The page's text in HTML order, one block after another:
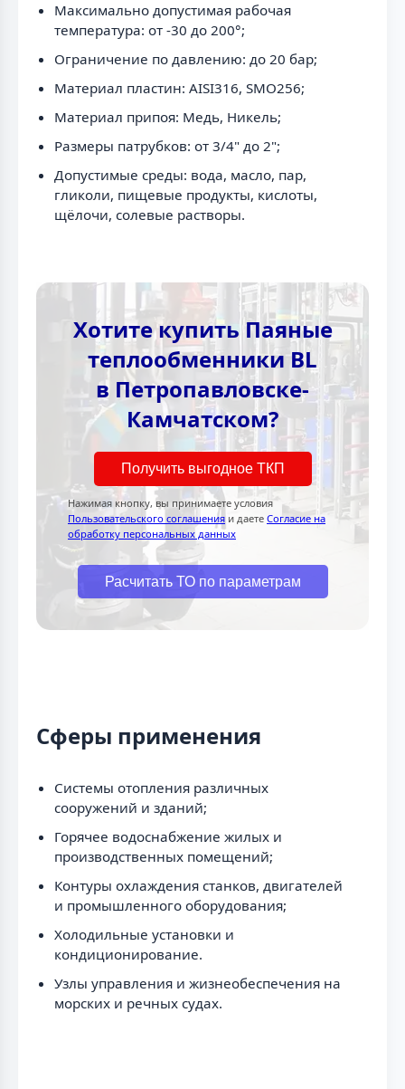
Максимально допустимая рабочая
температура: от -30 до 200°;
Ограничение по давлению: до 20 бар;
Материал пластин: AISI316, SMO256;
Материал припоя: Медь, Никель;
Размеры патрубков: от 3/4" до 2";
Допустимые среды: вода, масло, пар,
гликоли, пищевые продукты, кислоты,
щёлочи, солевые растворы.
Хотите купить Паяные
теплообменники BL
в Петропавловске-
Камчатском?
Получить выгодное ТКП
Нажимая кнопку, вы принимаете условия
Пользовательского соглашения и даете Согласие на
обработку персональных данных
Расчитать ТО по параметрам
Сферы применения
Системы отопления различных
сооружений и зданий;
Горячее водоснабжение жилых и
производственных помещений;
Контуры охлаждения станков, двигателей
и промышленного оборудования;
Холодильные установки и
кондиционирование.
Узлы управления и жизнеобеспечения на
морских и речных судах.